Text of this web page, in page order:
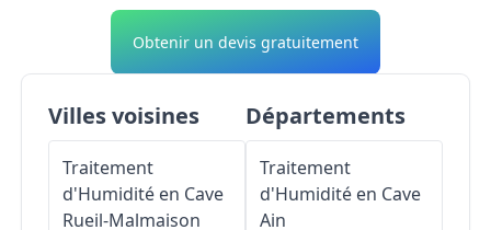
Obtenir un devis gratuitement
Villes voisines
Traitement
d'Humidité en Cave
Rueil-Malmaison
Départements
Traitement
d'Humidité en Cave
Ain